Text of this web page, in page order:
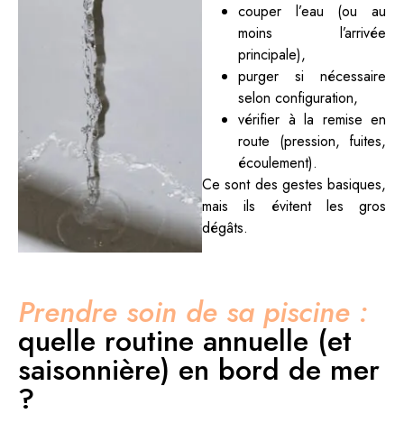
couper l’eau (ou au
moins l’arrivée
principale),
purger si nécessaire
selon configuration,
vérifier à la remise en
route (pression, fuites,
écoulement).
Ce sont des gestes basiques,
mais ils évitent les gros
dégâts.
Prendre soin de sa piscine :
quelle routine annuelle (et
saisonnière) en bord de mer
?